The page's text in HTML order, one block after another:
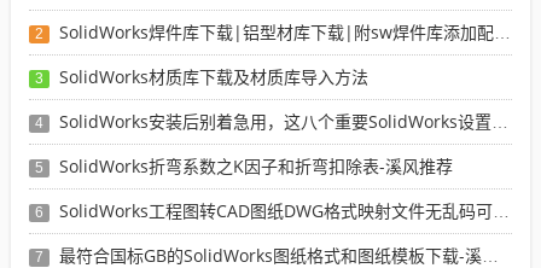
2 SolidWorks焊件库下载|铝型材库下载|附sw焊件库添加配置使用教程
3 SolidWorks材质库下载及材质库导入方法
4 SolidWorks安装后别着急用，这八个重要SolidWorks设置可以提高你的画图效率
5 SolidWorks折弯系数之K因子和折弯扣除表-溪风推荐
6 SolidWorks工程图转CAD图纸DWG格式映射文件无乱码可分层-溪风亲测推荐
7 最符合国标GB的SolidWorks图纸格式和图纸模板下载-溪风专用版